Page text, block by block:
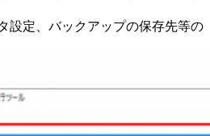
設定、バックアップの保存先等の